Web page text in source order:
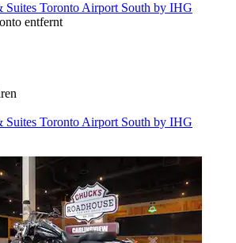
Suites Toronto Airport South by IHG
entfernt
Suites Toronto Airport South by IHG